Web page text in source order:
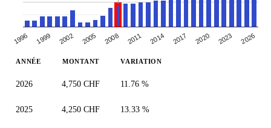
1996 1999 2002 2005 2008 2011 2014 2017 2020 2023 2026
ANNÉE MONTANT VARIATION
2026 4,750 CHF 11.76 %
2025 4,250 CHF 13.33 %